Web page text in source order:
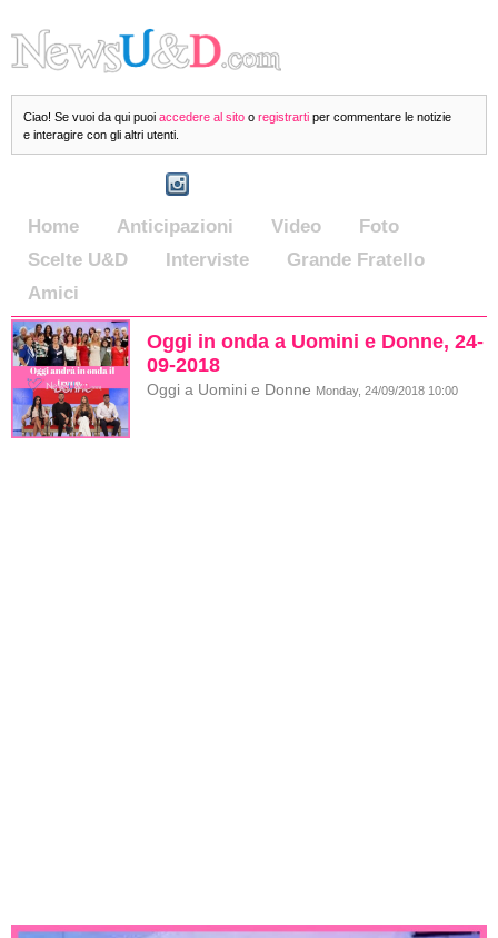
Ciao! Se vuoi da qui puoi accedere al sito o registrarti per commentare le notizie
e interagire con gli altri utenti.
Home Anticipazioni Video
Foto
Scelte U&D
Interviste
Grande Fratello
Amici
Oggi in onda a Uomini e Donne, 24-
09-2018
Oggi a Uomini e Donne Monday, 24/09/2018 10:00